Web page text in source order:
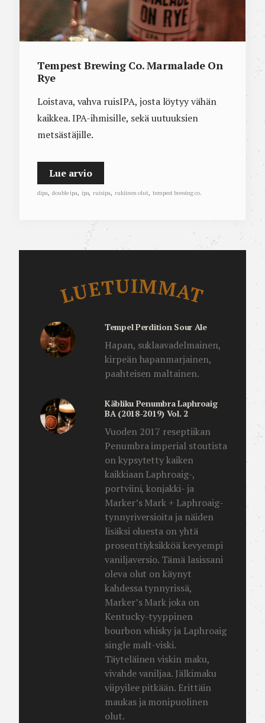
Tempest Brewing Co. Marmalade On
Rye
Loistava, vahva ruisIPA, josta löytyy vähän
kaikkea. IPA-ihmisille, sekä uutuuksien
metsästäjille.
Lue arvio
dipa, double ipa, ipa, ruisipa, rukiinen olut, tempest brewing co.
LUETUIMMAT
Tempel Perdition Sour Ale
Hapan, suklaavadelmainen,
kirpeän hapanmarjainen,
paahteisen maltainen.
Käbliku Penumbra Laphroaig
BA (2018-2019) Vol. 2
Vuoden 2017 reseptiikan
Penumbra imperial stoutista
on kypsytetty kaiken
kaikkiaan Laphroaig-,
portviini, konjakki- ja
Marker’s Mark + Laphroaig-
tynnyriversioita ja näiden
lisäksi oluesta on yhtä
prosenttiyksikköä kevyempi
vaniljaversio. Tämä lasissani
oleva olut on käynyt
kahdessa tynnyrissä,
Marker’s Mark joka on
Kentucky-tyyppinen
bourbon whisky ja Laphroaig
single malt-viski.
Täyteläinen viskin maku,
vivahde vaniljaa. Jälkimaku
viipyilee pitkään. Erittäin
maukas ja monipuolinen
olut.